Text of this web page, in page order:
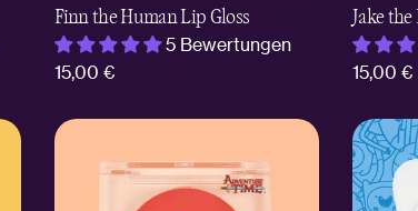
Finn the Human Lip Gloss
5 Bewertungen
Regulärer
15,00 €
Jake
15,00 €